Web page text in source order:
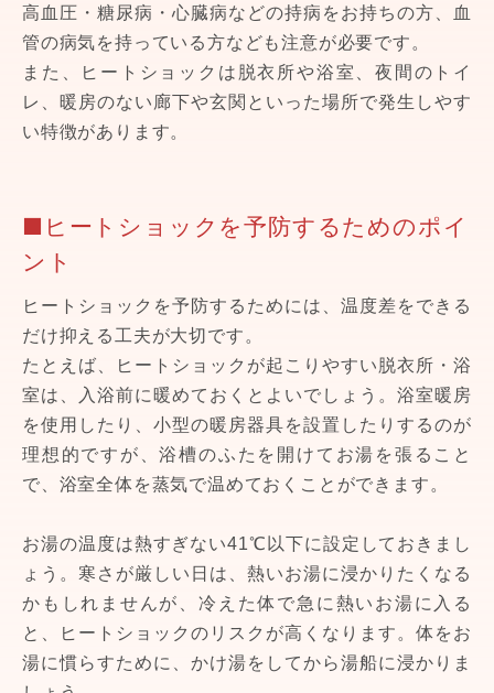
高血圧・糖尿病・心臓病などの持病をお持ちの方、血
管の病気を持っている方なども注意が必要です。
また、ヒートショックは脱衣所や浴室、夜間のトイ
レ、暖房のない廊下や玄関といった場所で発生しやす
い特徴があります。
■ヒートショックを予防するためのポイ
ント
ヒートショックを予防するためには、温度差をできる
だけ抑える工夫が大切です。
たとえば、ヒートショックが起こりやすい脱衣所・浴
室は、入浴前に暖めておくとよいでしょう。浴室暖房
を使用したり、小型の暖房器具を設置したりするのが
理想的ですが、浴槽のふたを開けてお湯を張ること
で、浴室全体を蒸気で温めておくことができます。
お湯の温度は熱すぎない41℃以下に設定しておきまし
ょう。寒さが厳しい日は、熱いお湯に浸かりたくなる
かもしれませんが、冷えた体で急に熱いお湯に入る
と、ヒートショックのリスクが高くなります。体をお
湯に慣らすために、かけ湯をしてから湯船に浸かりま